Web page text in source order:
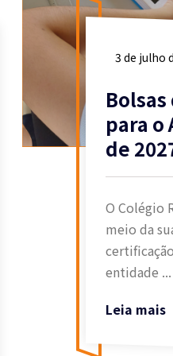
3 de julho
para o
de
O Colégio
meio da
entidade ...
Leia mais